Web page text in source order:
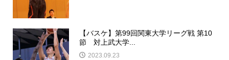
【バスケ】第99回関東大学リーグ戦 第10
節 対上武大学...
2023.09.23